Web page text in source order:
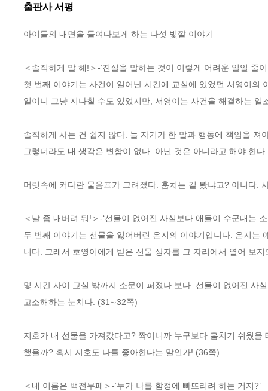
출판사 서평
아이들의 내면을 들여다보게 하는 다섯 빛깔 이야기
＜솔직하게 말 해!＞-‘진실을 말하는 것이 이렇게 어려운 일일 줄이
첫 번째 이야기는 사건이 일어난 시간에 교실에 있었던 서영이의
일이니 그냥 지나칠 수도 있었지만, 서영이는 사건을 해결하는
솔직하게 사는 건 쉽지 않다. 늘 자기가 한 말과 행동에 책임을
그렇더라도 내 생각은 변함이 없다. 아닌 것은 아니라고 해야 한다
머릿속에 커다란 물음표가 그려졌다. 훔치는 걸 봤냐고? 아니다.
＜날 좀 내버려 둬!＞-‘선물이 없어진 사실보다 애들이 수군대는
두 번째 이야기는 선물을 잃어버린 은지의 이야기입니다. 은지는
니다. 그래서 호영이에게 받은 선물 상자를 그 자리에서 열어 보
몇 시간 사이 교실 밖까지 소문이 퍼졌나 보다. 선물이 없어진 사
고소해하는 눈치다. (31∼32쪽)
지호가 내 선물을 가져갔다고? 짝이니까 누구보다 훔치기 쉬웠
했을까? 혹시 지호도 나를 좋아한다는 말인가! (36쪽)
＜내 이름은 백전무패＞-‘누가 나를 함정에 빠뜨리려 하는 거지?’